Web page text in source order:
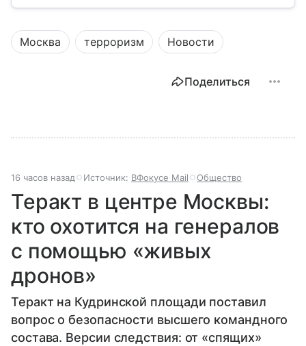
Москва терроризм Новости
Поделиться
16 часов назад Источник: ВФокусе Mail Общество
Теракт в центре Москвы:
кто охотится на генералов
с помощью «живых
дронов»
Теракт на Кудринской площади поставил
вопрос о безопасности высшего командного
состава. Версии следствия: от «спящих»